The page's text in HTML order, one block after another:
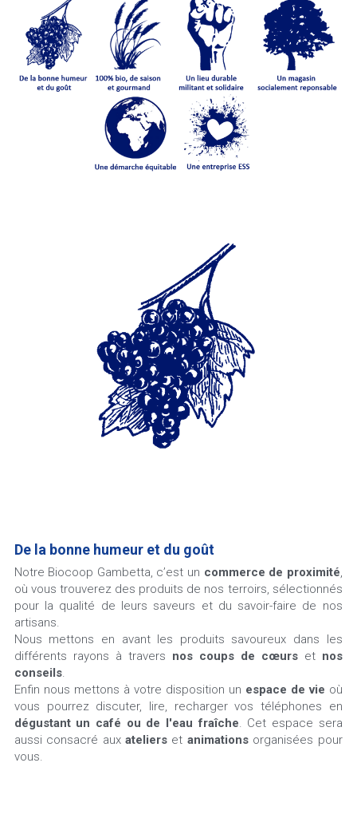
De la bonne humeur et du goût
Notre Biocoop Gambetta, c’est un commerce de proximité,
où vous trouverez des produits de nos terroirs, sélectionnés
pour la qualité de leurs saveurs et du savoir-faire de nos
artisans.
Nous mettons en avant les produits savoureux dans les
différents rayons à travers nos coups de cœurs et nos
conseils.
Enfin nous mettons à votre disposition un espace de vie où
dégustant un café ou de l'eau fraîche. Cet espace sera
aussi consacré aux ateliers et animations organisées pour
vous.